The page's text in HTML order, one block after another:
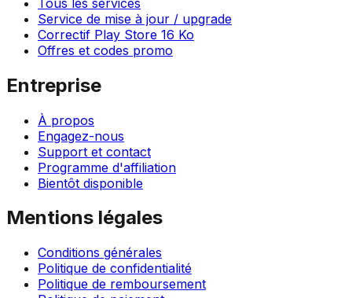
Service de mise à jour / upgrade
Correctif Play Store 16 Ko
Offres et codes promo
Entreprise
À propos
Engagez-nous
Support et contact
Programme d'affiliation
Bientôt disponible
Mentions légales
Conditions générales
Politique de confidentialité
Politique de remboursement